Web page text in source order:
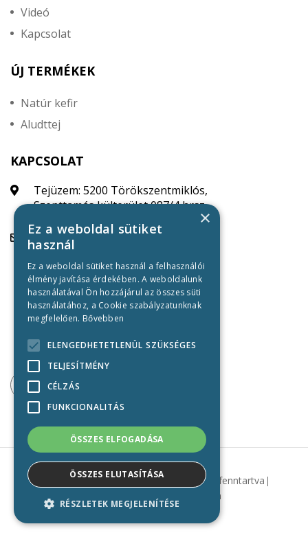
Videó
Kapcsolat
ÚJ TERMÉKEK
Natúr kefir
Aludttej
KAPCSOLAT
Tejüzem: 5200 Törökszentmiklós,
Szenttamás külterület 087/4 hrsz.
Tejüzem:
szenttamasitej@tmrt.hu
Mintabolt Szolnok:
mintabolt@tmrt.hu
Központi iroda:
2021 Szenttamási tejüzem
Minden jog fenntartva
Adatvédelem
×
Ez a weboldal sütiket
használ
Ez a weboldal sütiket használ a felhasználói
élmény javítása érdekében. A weboldalunk
használatával Ön hozzájárul az összes süti
használatához, a Cookie szabályzatunknak
megfelelően. Bővebben
ELENGEDHETETLENÜL SZÜKSÉGES
TELJESÍTMÉNY
CÉLZÁS
FUNKCIONALITÁS
ÖSSZES ELFOGADÁSA
ÖSSZES ELUTASÍTÁSA
RÉSZLETEK MEGJELENÍTÉSE